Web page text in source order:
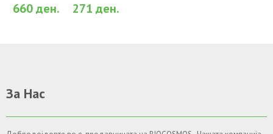
во прав
660 ден.
протеини
271 ден.
За Нас